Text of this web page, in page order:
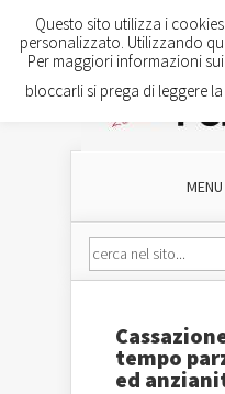
tempo
ed
Questo sito utilizza i
personalizzato. Utilizzando
Per maggiori informazioni
bloccarli si prega di leggere la